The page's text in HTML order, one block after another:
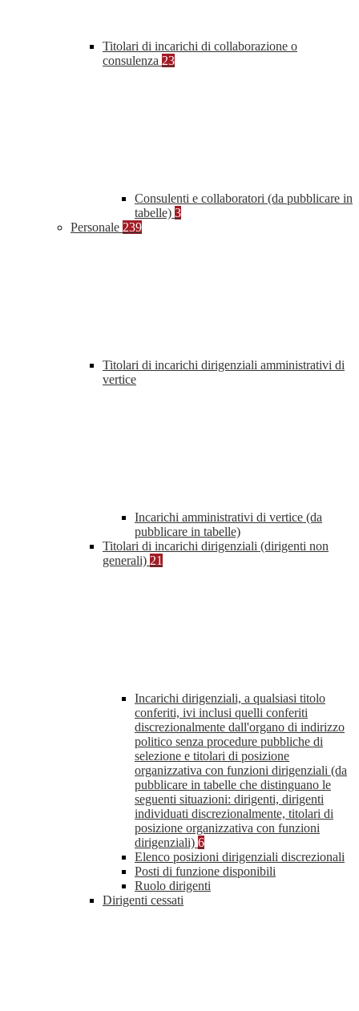
Titolari di incarichi di collaborazione o
consulenza 23
Consulenti e collaboratori (da pubblicare in
tabelle) 3
Personale 239
Titolari di incarichi dirigenziali amministrativi di
vertice
Incarichi amministrativi di vertice (da
pubblicare in tabelle)
Titolari di incarichi dirigenziali (dirigenti non
generali) 21
Incarichi dirigenziali, a qualsiasi titolo
conferiti, ivi inclusi quelli conferiti
discrezionalmente dall'organo di indirizzo
politico senza procedure pubbliche di
selezione e titolari di posizione
organizzativa con funzioni dirigenziali (da
pubblicare in tabelle che distinguano le
seguenti situazioni: dirigenti, dirigenti
individuati discrezionalmente, titolari di
posizione organizzativa con funzioni
dirigenziali) 6
Elenco posizioni dirigenziali discrezionali
Posti di funzione disponibili
Ruolo dirigenti
Dirigenti cessati